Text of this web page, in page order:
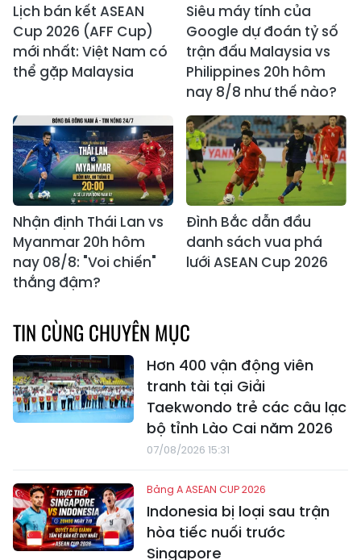
Lịch bán kết ASEAN
Cup 2026 (AFF Cup)
mới nhất: Việt Nam có
thể gặp Malaysia
Siêu máy tính của
Google dự đoán tỷ số
trận đấu Malaysia vs
Philippines 20h hôm
nay 8/8 như thế nào?
Nhận định Thái Lan vs
Myanmar 20h hôm
nay 08/8: "Voi chiến"
thắng đậm?
Đình Bắc dẫn đầu
danh sách vua phá
lưới ASEAN Cup 2026
TIN CÙNG CHUYÊN MỤC
Hơn 400 vận động viên
tranh tài tại Giải
Taekwondo trẻ các câu lạc
bộ tỉnh Lào Cai năm 2026
07/08/2026 15:31
Bảng A ASEAN CUP 2026
Indonesia bị loại sau trận
hòa tiếc nuối trước
Singapore